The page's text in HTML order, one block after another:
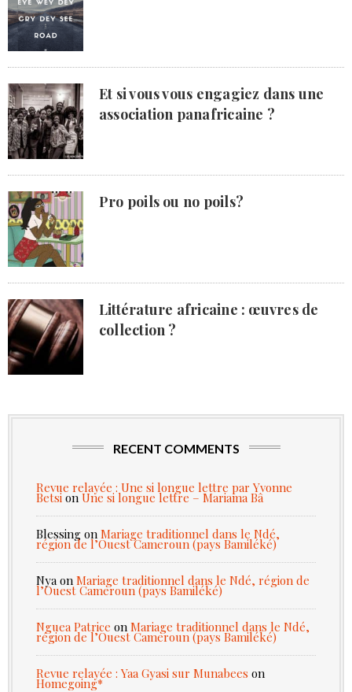
Et si vous vous engagiez dans une
association panafricaine ?
Pro poils ou no poils?
Littérature africaine : œuvres de
collection ?
RECENT COMMENTS
Revue relayée : Une si longue lettre par Yvonne
BetsionUne si longue lettre – Mariama Bâ
Blessing on Mariage traditionnel dans le Ndé,
région de l’Ouest Cameroun (pays Bamiléké)
Nya on Mariage traditionnel dans le Ndé, région de
l’Ouest Cameroun (pays Bamiléké)
Nguea Patrice on Mariage traditionnel dans le Ndé,
région de l’Ouest Cameroun (pays Bamiléké)
Revue relayée : Yaa Gyasi sur Munabees on
Homegoing*